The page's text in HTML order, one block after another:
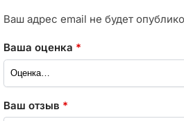
Ваш адрес email не будет
Ваша оценка *
Ваш отзыв *